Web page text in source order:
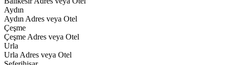
Aydın
Aydın Adres veya Otel
Çeşme
Çeşme Adres veya Otel
Urla
Urla Adres veya Otel